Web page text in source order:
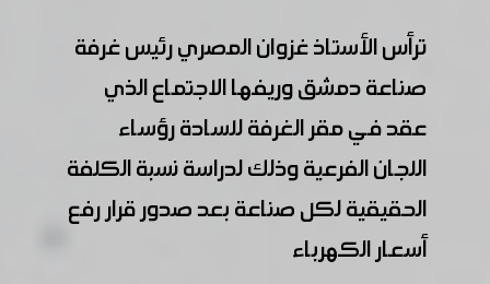
ترأس الأستاذ غزوان المصري رئيس غرفة
صناعة دمشق وريفها الاجتماع الذي
عقد في مقر الغرفة للسادة رؤساء
اللجان الفرعية وذلك لدراسة نسبة الكلفة
الحقيقية لكل صناعة بعد صدور قرار رفع
أسعار الكهرباء